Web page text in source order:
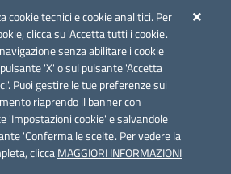
cookie tecnici e cookie analitici. Per
clicca su 'Accetta tutti i cookie'.
senza abilitare i cookie
'X' o sul pulsante 'Accetta
Puoi gestire le tue preferenze sui
riaprendo il banner con
'Impostazioni cookie' e salvandole
'Conferma le scelte'. Per vedere la
cliccaMAGGIORI INFORMAZIONI